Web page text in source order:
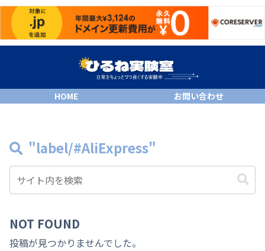
HOME お問い合わせ
"label/#AliExpress"
NOT FOUND
投稿が見つかりませんでした。